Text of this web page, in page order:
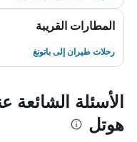
المطارات القريبة
رحلات طيران إلى باتونغ
الأسئلة
هوتل